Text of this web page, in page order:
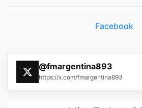
Facebook
@fmargentina893
https://x.com/fmargentina893